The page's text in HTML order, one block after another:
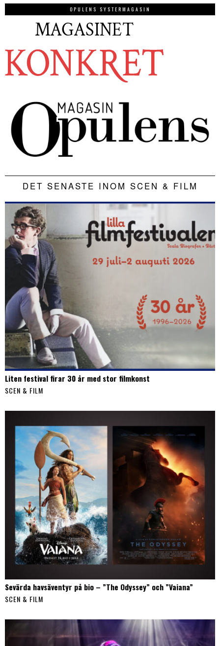
OPULENS SYSTERMAGASIN
DET SENASTE INOM SCEN & FILM
Liten festival firar 30 år med stor filmkonst
SCEN & FILM
Sevärda havsäventyr på bio – ”The Odyssey” och ”Vaiana”
SCEN & FILM